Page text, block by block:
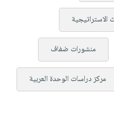
الاستراتيجية
منشورات ضفاف
مركز دراسات الوحدة العربية